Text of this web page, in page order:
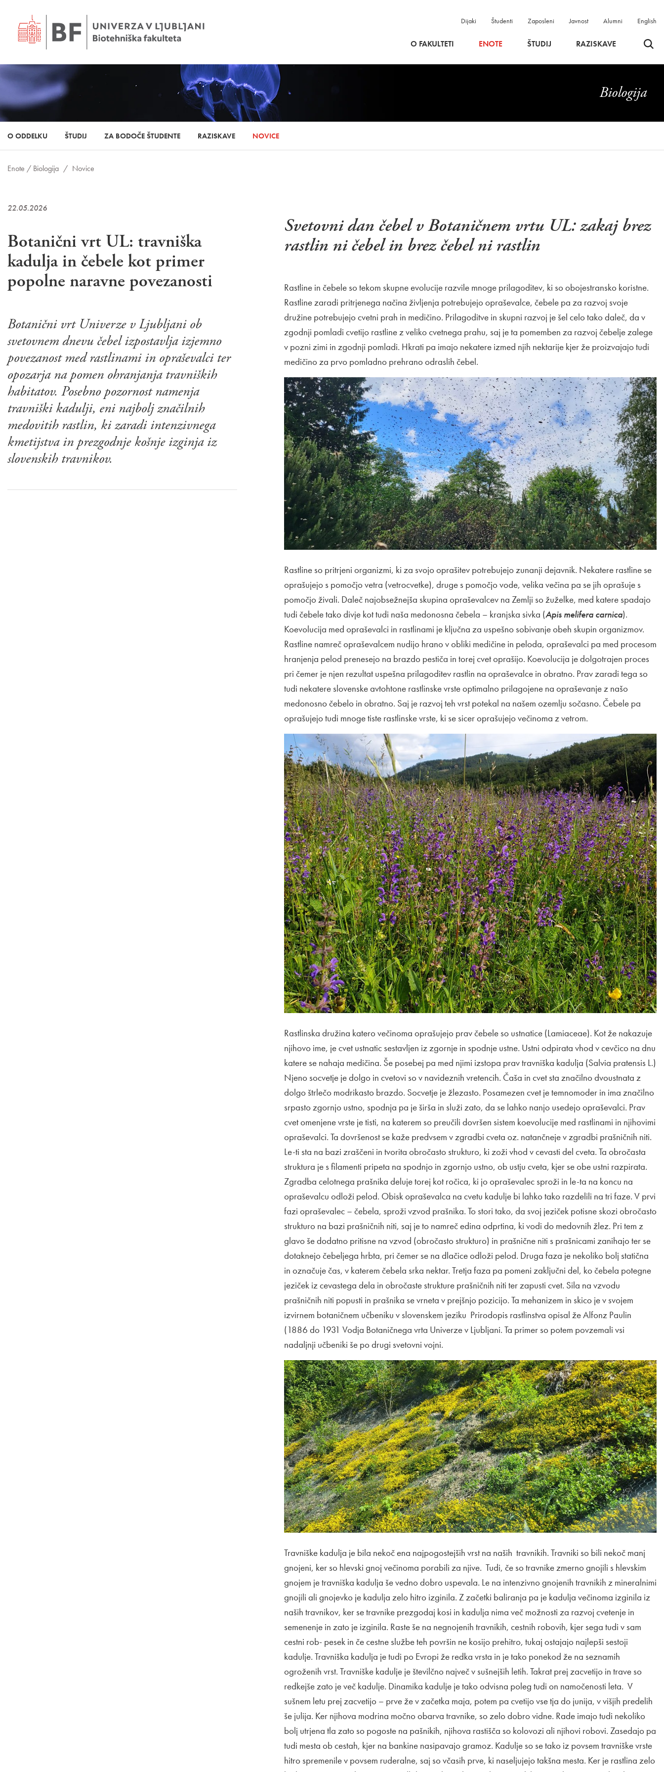
Dijaki Študenti Zaposleni Javnost Alumni English
O FAKULTETI ENOTE ŠTUDIJ RAZISKAVE Odpri
Biologija
O ODDELKU ŠTUDIJ ZA BODOČE ŠTUDENTE RAZISKAVE NOVICE
Enote / Biologija / Novice
22.05.2026
Botanični vrt UL: travniška
kadulja in čebele kot primer
popolne naravne povezanosti
Botanični vrt Univerze v Ljubljani ob
svetovnem dnevu čebel izpostavlja izjemno
povezanost med rastlinami in opraševalci ter
opozarja na pomen ohranjanja travniških
habitatov. Posebno pozornost namenja
travniški kadulji, eni najbolj značilnih
medovitih rastlin, ki zaradi intenzivnega
kmetijstva in prezgodnje košnje izginja iz
slovenskih travnikov.
Svetovni dan čebel v Botaničnem vrtu UL: zakaj brez
rastlin ni čebel in brez čebel ni rastlin
Rastline in čebele so tekom skupne evolucije razvile mnoge prilagoditev, ki so obojestransko koristne.
Rastline zaradi pritrjenega načina življenja potrebujejo opraševalce, čebele pa za razvoj svoje
družine potrebujejo cvetni prah in medičino. Prilagoditve in skupni razvoj je šel celo tako daleč, da v
zgodnji pomladi cvetijo rastline z veliko cvetnega prahu, saj je ta pomemben za razvoj čebelje zalege
v pozni zimi in zgodnji pomladi. Hkrati pa imajo nekatere izmed njih nektarije kjer že proizvajajo tudi
medičino za prvo pomladno prehrano odraslih čebel.
Rastline so pritrjeni organizmi, ki za svojo oprašitev potrebujejo zunanji dejavnik. Nekatere rastline se
oprašujejo s pomočjo vetra (vetrocvetke), druge s pomočjo vode, velika večina pa se jih oprašuje s
pomočjo živali. Daleč najobsežnejša skupina opraševalcev na Zemlji so žuželke, med katere spadajo
tudi čebele tako divje kot tudi naša medonosna čebela – kranjska sivka (Apis melifera carnica).
Koevolucija med opraševalci in rastlinami je ključna za uspešno sobivanje obeh skupin organizmov.
Rastline namreč opraševalcem nudijo hrano v obliki medičine in peloda, opraševalci pa med procesom
hranjenja pelod prenesejo na brazdo pestiča in torej cvet oprašijo. Koevolucija je dolgotrajen proces
pri čemer je njen rezultat uspešna prilagoditev rastlin na opraševalce in obratno. Prav zaradi tega so
tudi nekatere slovenske avtohtone rastlinske vrste optimalno prilagojene na opraševanje z našo
medonosno čebelo in obratno. Saj je razvoj teh vrst potekal na našem ozemlju sočasno. Čebele pa
oprašujejo tudi mnoge tiste rastlinske vrste, ki se sicer oprašujejo večinoma z vetrom.
Rastlinska družina katero večinoma oprašujejo prav čebele so ustnatice (Lamiaceae). Kot že nakazuje
njihovo ime, je cvet ustnatic sestavljen iz zgornje in spodnje ustne. Ustni odpirata vhod v cevčico na dnu
katere se nahaja medičina. Še posebej pa med njimi izstopa prav travniška kadulja (Salvia pratensis L.)
Njeno socvetje je dolgo in cvetovi so v navideznih vretencih. Čaša in cvet sta značilno dvoustnata z
dolgo štrlečo modrikasto brazdo. Socvetje je žlezasto. Posamezen cvet je temnomoder in ima značilno
srpasto zgornjo ustno, spodnja pa je širša in služi zato, da se lahko nanjo usedejo opraševalci. Prav
cvet omenjene vrste je tisti, na katerem so preučili dovršen sistem koevolucije med rastlinami in njihovimi
opraševalci. Ta dovršenost se kaže predvsem v zgradbi cveta oz. natančneje v zgradbi prašničnih niti.
Le-ti sta na bazi zraščeni in tvorita obročasto strukturo, ki zoži vhod v cevasti del cveta. Ta obročasta
struktura je s filamenti pripeta na spodnjo in zgornjo ustno, ob ustju cveta, kjer se obe ustni razpirata.
Zgradba celotnega prašnika deluje torej kot ročica, ki jo opraševalec sproži in le-ta na koncu na
opraševalcu odloži pelod. Obisk opraševalca na cvetu kadulje bi lahko tako razdelili na tri faze. V prvi
fazi opraševalec – čebela, sproži vzvod prašnika. To stori tako, da svoj jeziček potisne skozi obročasto
strukturo na bazi prašničnih niti, saj je to namreč edina odprtina, ki vodi do medovnih žlez. Pri tem z
glavo še dodatno pritisne na vzvod (obročasto strukturo) in prašnične niti s prašnicami zanihajo ter se
dotaknejo čebeljega hrbta, pri čemer se na dlačice odloži pelod. Druga faza je nekoliko bolj statična
in označuje čas, v katerem čebela srka nektar. Tretja faza pa pomeni zaključni del, ko čebela potegne
jeziček iz cevastega dela in obročaste strukture prašničnih niti ter zapusti cvet. Sila na vzvodu
prašničnih niti popusti in prašnika se vrneta v prejšnjo pozicijo. Ta mehanizem in skico je v svojem
izvirnem botaničnem učbeniku v slovenskem jeziku Prirodopis rastlinstva opisal že Alfonz Paulin
(1886 do 1931 Vodja Botaničnega vrta Univerze v Ljubljani. Ta primer so potem povzemali vsi
nadaljnji učbeniki še po drugi svetovni vojni.
Travniške kadulja je bila nekoč ena najpogostejših vrst na naših travnikih. Travniki so bili nekoč manj
gnojeni, ker so hlevski gnoj večinoma porabili za njive. Tudi, če so travnike zmerno gnojili s hlevskim
gnojem je travniška kadulja še vedno dobro uspevala. Le na intenzivno gnojenih travnikih z mineralnimi
gnojili ali gnojevko je kadulja zelo hitro izginila. Z začetki baliranja pa je kadulja večinoma izginila iz
naših travnikov, ker se travnike prezgodaj kosi in kadulja nima več možnosti za razvoj cvetenje in
semenenje in zato je izginila. Raste še na negnojenih travnikih, cestnih robovih, kjer sega tudi v sam
cestni rob- pesek in če cestne službe teh površin ne kosijo prehitro, tukaj ostajajo najlepši sestoji
kadulje. Travniška kadulja je tudi po Evropi že redka vrsta in je tako ponekod že na seznamih
ogroženih vrst. Travniške kadulje je številčno največ v sušnejših letih. Takrat prej zacvetijo in trave so
redkejše zato je več kadulje. Dinamika kadulje je tako odvisna poleg tudi on namočenosti leta. V
sušnem letu prej zacvetijo – prve že v začetka maja, potem pa cvetijo vse tja do junija, v višjih predelih
še julija. Ker njihova modrina močno obarva travnike, so zelo dobro vidne. Rade imajo tudi nekoliko
bolj utrjena tla zato so pogoste na pašnikih, njihova rastišča so kolovozi ali njihovi robovi. Zasedajo pa
tudi mesta ob cestah, kjer na bankine nasipavajo gramoz. Kadulje so se tako iz povsem travniške vrste
hitro spremenile v povsem ruderalne, saj so včasih prve, ki naseljujejo takšna mesta. Ker je rastlina zelo